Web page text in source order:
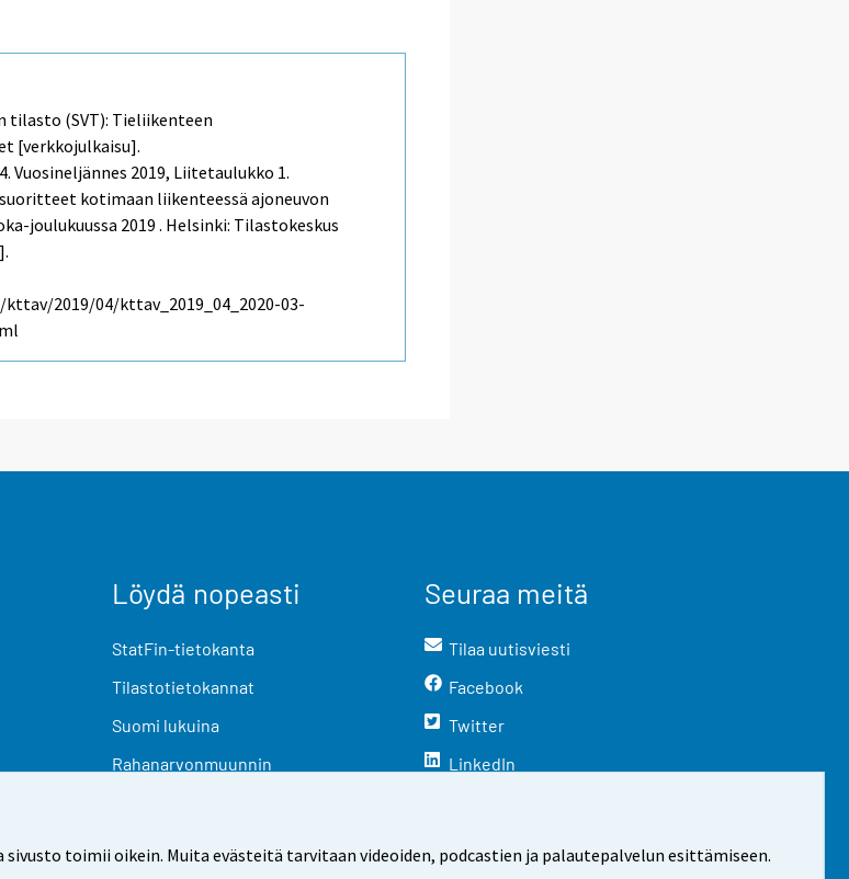
toimii oikein. Muita evästeitä tarvitaan videoiden, podcastien ja palautepalvelun esittämiseen.
tilasto (SVT): Tieliikenteen
[verkkojulkaisu].
4. Vuosineljännes 2019, Liitetaulukko 1.
kotimaan liikenteessä ajoneuvon
joulukuussa 2019 . Helsinki: Tilastokeskus
2019/04/kttav_2019_04_2020-03-
Löydä nopeasti
StatFin-tietokanta
Tilastotietokannat
Suomi lukuina
Rahanarvonmuunnin
Seuraa meitä
Tilaa uutisviesti
Facebook
Twitter
LinkedIn